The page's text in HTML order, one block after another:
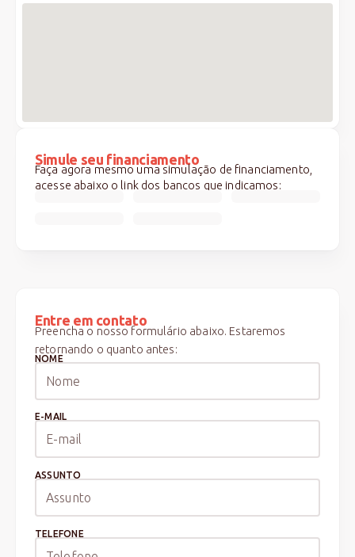
Simule seu financiamento
Faça agora mesmo uma simulação de financiamento,
acesse abaixo o link dos bancos que indicamos:
Entre em contato
Preencha o nosso formulário abaixo. Estaremos
retornando o quanto antes:
NOME
E-MAIL
ASSUNTO
TELEFONE